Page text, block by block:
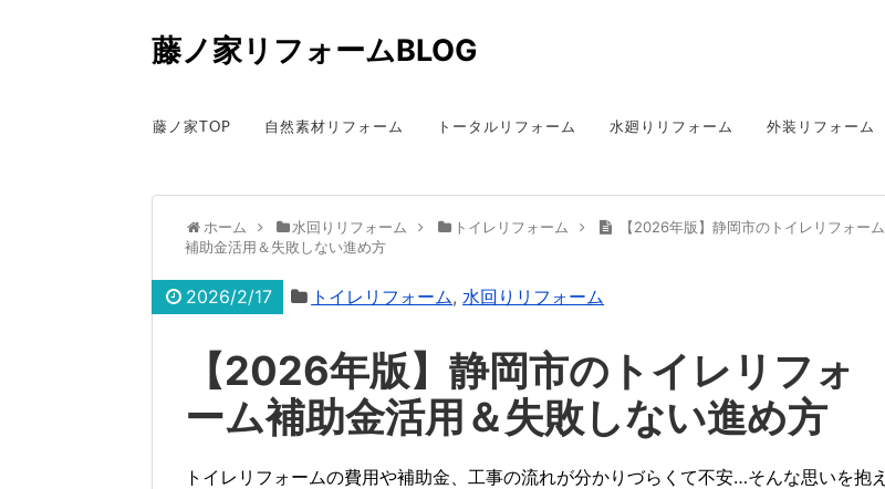
藤ノ家リフォームBLOG
藤ノ家TOP 自然素材リフォーム トータルリフォーム 水廻りリフォーム 外装リフォーム
ホーム 水回りリフォーム トイレリフォーム
【2026年版】静岡市のトイレリフォーム
補助金活用＆失敗しない進め方
2026/2/17 トイレリフォーム,水回りリフォーム
【2026年版】静岡市のトイレリフォ
ーム補助金活用＆失敗しない進め方
トイレリフォームの費用や補助金、工事の流れが分かりづらくて不安…そんな思いを抱え